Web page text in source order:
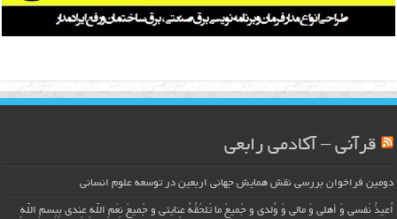
قرآنی – آکادمی رابعی
دومین فراخوان بررسی نقش همایش جهانی اربعین در توسعه علوم انسانی
اُعیذُ نَفسی وَ أهلی وَ مالی وَ وُلدی و جَمیعَ ما تَلحَقُهُ عِنایتی و جَمیعَ نِعَمِ اللّهِ عِندی بِبِسمِ اللّهِ